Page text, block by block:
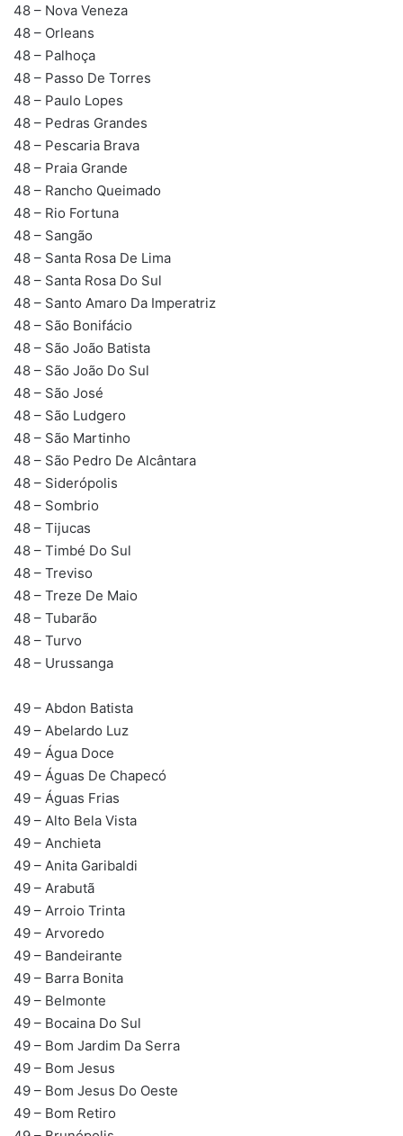
48 – Nova Veneza
48 – Orleans
48 – Palhoça
48 – Passo De Torres
48 – Paulo Lopes
48 – Pedras Grandes
48 – Pescaria Brava
48 – Praia Grande
48 – Rancho Queimado
48 – Rio Fortuna
48 – Sangão
48 – Santa Rosa De Lima
48 – Santa Rosa Do Sul
48 – Santo Amaro Da Imperatriz
48 – São Bonifácio
48 – São João Batista
48 – São João Do Sul
48 – São José
48 – São Ludgero
48 – São Martinho
48 – São Pedro De Alcântara
48 – Siderópolis
48 – Sombrio
48 – Tijucas
48 – Timbé Do Sul
48 – Treviso
48 – Treze De Maio
48 – Tubarão
48 – Turvo
48 – Urussanga
49 – Abdon Batista
49 – Abelardo Luz
49 – Água Doce
49 – Águas De Chapecó
49 – Águas Frias
49 – Alto Bela Vista
49 – Anchieta
49 – Anita Garibaldi
49 – Arabutã
49 – Arroio Trinta
49 – Arvoredo
49 – Bandeirante
49 – Barra Bonita
49 – Belmonte
49 – Bocaina Do Sul
49 – Bom Jardim Da Serra
49 – Bom Jesus
49 – Bom Jesus Do Oeste
49 – Bom Retiro